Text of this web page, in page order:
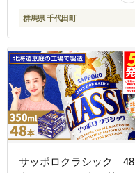
群馬県 千代田町
サッポロクラシック 48